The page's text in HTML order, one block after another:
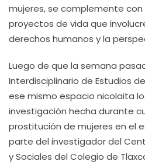
mujeres, se complemente
proyectos de vida que
derechos humanos y la
Luego de que la semana
Interdisciplinario de Estudios
ese mismo espacio nicolaita
investigación hecha durante
prostitución de mujeres en el
parte del investigador del
y Sociales del Colegio de